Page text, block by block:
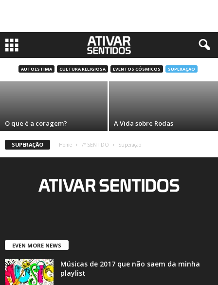
AUTOESTIMA CULTURA RELIGIOSA EVENTOS CÓSMICOS SUPERAÇÃO
Renascer da Raiz
Ana Luísa Neves
O que é a coragem? A Vida sobre Rodas
SUPERAÇÃO Home 7º SENTIDO Superação
EVEN MORE NEWS
Músicas de 2017 que não saem da minha
playlist